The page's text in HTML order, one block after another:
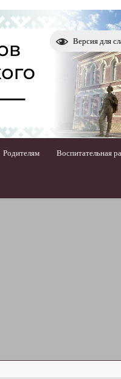
Версия для
Родителям Воспитательная